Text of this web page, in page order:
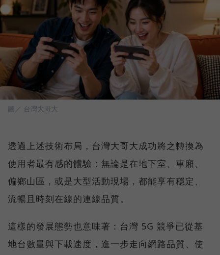
圖／ 台灣大哥大
透過上述技術布局，台灣大哥大成功將之轉換為
使用者最有感的體驗：無論是在地下室、車廂、
偏鄉山區，或是大型活動現場，都能享有穩定、
流暢且時刻在線的連線品質。
這樣的發展態勢也意味著：台灣 5G 競爭已從基
地台數量與下載速度，進一步走向網路品質、使